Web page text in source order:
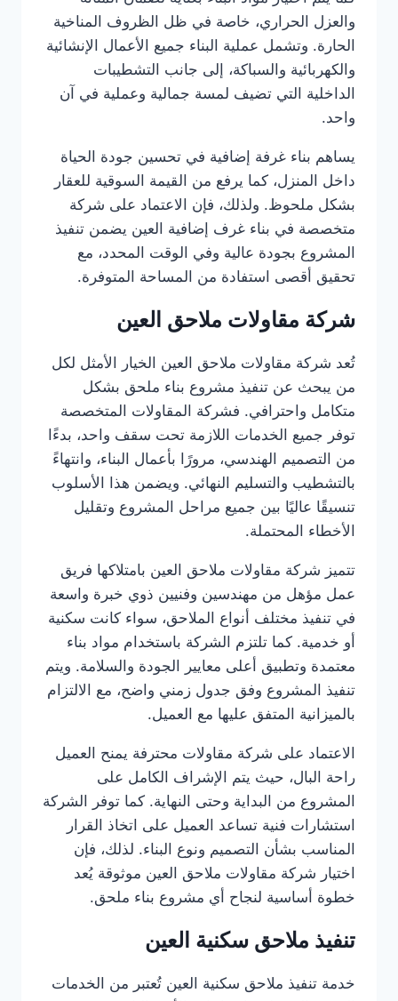
والعزل الحراري، خاصة في ظل الظروف المناخية
الحارة. وتشمل عملية البناء جميع الأعمال الإنشائية
والكهربائية والسباكة، إلى جانب التشطيبات
الداخلية التي تضيف لمسة جمالية وعملية في آن
واحد.
يساهم بناء غرفة إضافية في تحسين جودة الحياة
داخل المنزل، كما يرفع من القيمة السوقية للعقار
بشكل ملحوظ. ولذلك، فإن الاعتماد على شركة
متخصصة في بناء غرف إضافية العين يضمن تنفيذ
المشروع بجودة عالية وفي الوقت المحدد، مع
تحقيق أقصى استفادة من المساحة المتوفرة.
شركة مقاولات ملاحق العين
تُعد شركة مقاولات ملاحق العين الخيار الأمثل لكل
من يبحث عن تنفيذ مشروع بناء ملحق بشكل
متكامل واحترافي. فشركة المقاولات المتخصصة
توفر جميع الخدمات اللازمة تحت سقف واحد، بدءًا
من التصميم الهندسي، مرورًا بأعمال البناء، وانتهاءً
بالتشطيب والتسليم النهائي. ويضمن هذا الأسلوب
تنسيقًا عاليًا بين جميع مراحل المشروع وتقليل
الأخطاء المحتملة.
تتميز شركة مقاولات ملاحق العين بامتلاكها فريق
عمل مؤهل من مهندسين وفنيين ذوي خبرة واسعة
في تنفيذ مختلف أنواع الملاحق، سواء كانت سكنية
أو خدمية. كما تلتزم الشركة باستخدام مواد بناء
معتمدة وتطبيق أعلى معايير الجودة والسلامة. ويتم
تنفيذ المشروع وفق جدول زمني واضح، مع الالتزام
بالميزانية المتفق عليها مع العميل.
الاعتماد على شركة مقاولات محترفة يمنح العميل
راحة البال، حيث يتم الإشراف الكامل على
المشروع من البداية وحتى النهاية. كما توفر الشركة
استشارات فنية تساعد العميل على اتخاذ القرار
المناسب بشأن التصميم ونوع البناء. لذلك، فإن
اختيار شركة مقاولات ملاحق العين موثوقة يُعد
خطوة أساسية لنجاح أي مشروع بناء ملحق.
تنفيذ ملاحق سكنية العين
خدمة تنفيذ ملاحق سكنية العين تُعتبر من الخدمات